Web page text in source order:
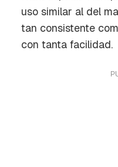
uso similar al del
tan consistente
con tanta facilidad.